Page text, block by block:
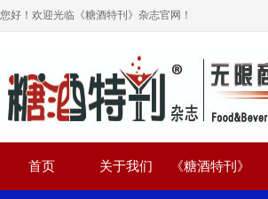
您好！欢迎光临《糖酒特刊》杂志官网！
首页 关于我们 《糖酒特刊》